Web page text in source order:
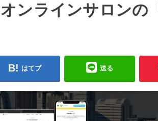
ンラインサロンの
はてブ 送る